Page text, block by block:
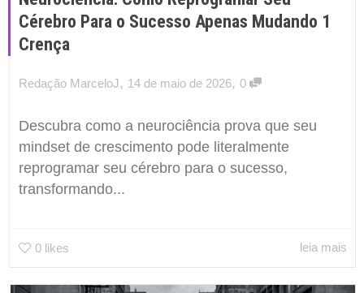
Cérebro Para o Sucesso Apenas Mudando 1
Crença
Redação MarceloJ, 14 de maio de 2026, 0
Descubra como a neurociência prova que seu
mindset de crescimento pode literalmente
reprogramar seu cérebro para o sucesso,
transformando...
0 likes leia mais